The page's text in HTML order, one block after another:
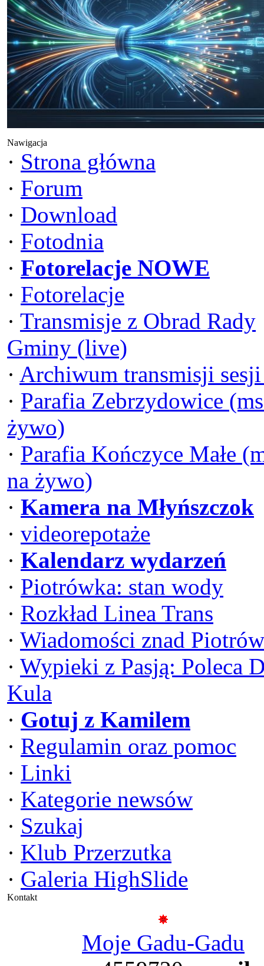
Nawigacja
· Strona główna
· Forum
· Download
· Fotodnia
· Fotorelacje NOWE
· Fotorelacje
· Transmisje z Obrad Rady
Gminy (live)
· Archiwum transmisji
· Parafia Zebrzydowice
żywo)
· Parafia Kończyce Małe
na żywo)
· Kamera na Młyńszczok
· videorepotaże
· Kalendarz wydarzeń
· Piotrówka: stan wody
· Rozkład Linea Trans
· Wiadomości znad
· Wypieki z Pasją: Poleca
Kula
· Gotuj z Kamilem
· Regulamin oraz pomoc
· Linki
· Kategorie newsów
· Szukaj
· Klub Przerzutka
· Galeria HighSlide
Kontakt
Moje Gadu-Gadu